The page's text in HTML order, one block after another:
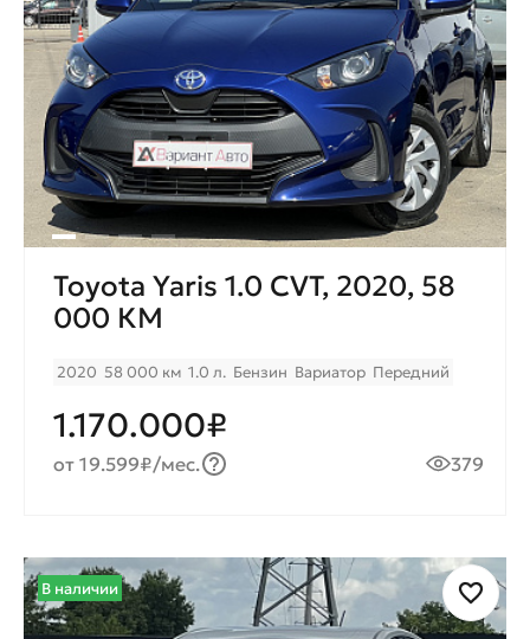
Toyota Yaris 1.0 CVT, 2020, 58
000 КМ
2020 58 000 км 1.0 л. Бензин Вариатор Передний
1.170.000₽
от 19.599₽/мес. 379
В наличии